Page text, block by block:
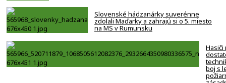
Slovenské hádzanárky suverénne
zdolali Maďarky a zahrajú si o 5. miesto
na MS v Rumunsku
Hasiči
boj s